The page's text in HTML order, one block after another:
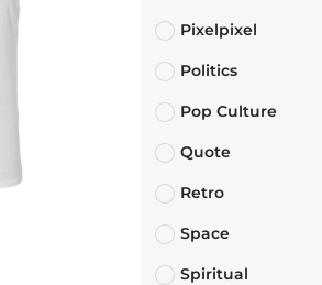
Pixelpixel
Politics
Pop Culture
Quote
Retro
Space
Spiritual